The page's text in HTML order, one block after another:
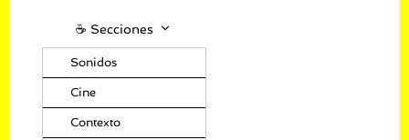
☕️ Secciones
Sonidos
Cine
Contexto